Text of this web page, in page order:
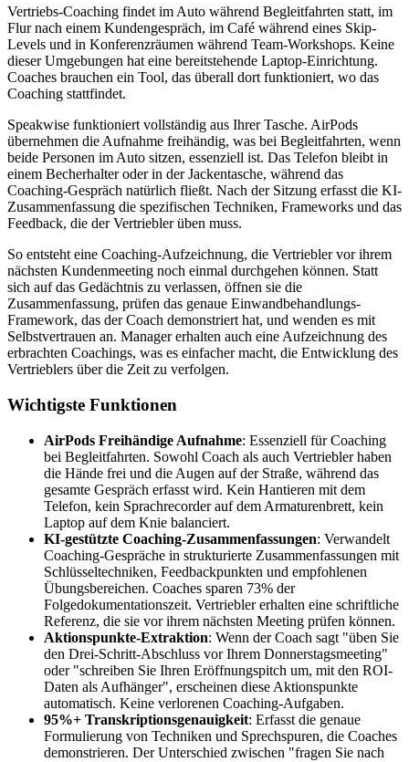
Vertriebs-Coaching findet im Auto während Begleitfahrten statt, im
Flur nach einem Kundengespräch, im Café während eines Skip-
Levels und in Konferenzräumen während Team-Workshops. Keine
dieser Umgebungen hat eine bereitstehende Laptop-Einrichtung.
Coaches brauchen ein Tool, das überall dort funktioniert, wo das
Coaching stattfindet.
Speakwise funktioniert vollständig aus Ihrer Tasche. AirPods
übernehmen die Aufnahme freihändig, was bei Begleitfahrten, wenn
beide Personen im Auto sitzen, essenziell ist. Das Telefon bleibt in
einem Becherhalter oder in der Jackentasche, während das
Coaching-Gespräch natürlich fließt. Nach der Sitzung erfasst die KI-
Zusammenfassung die spezifischen Techniken, Frameworks und das
Feedback, die der Vertriebler üben muss.
So entsteht eine Coaching-Aufzeichnung, die Vertriebler vor ihrem
nächsten Kundenmeeting noch einmal durchgehen können. Statt
sich auf das Gedächtnis zu verlassen, öffnen sie die
Zusammenfassung, prüfen das genaue Einwandbehandlungs-
Framework, das der Coach demonstriert hat, und wenden es mit
Selbstvertrauen an. Manager erhalten auch eine Aufzeichnung des
erbrachten Coachings, was es einfacher macht, die Entwicklung des
Vertrieblers über die Zeit zu verfolgen.
Wichtigste Funktionen
AirPods Freihändige Aufnahme: Essenziell für Coaching
bei Begleitfahrten. Sowohl Coach als auch Vertriebler haben
die Hände frei und die Augen auf der Straße, während das
gesamte Gespräch erfasst wird. Kein Hantieren mit dem
Telefon, kein Sprachrecorder auf dem Armaturenbrett, kein
Laptop auf dem Knie balanciert.
KI-gestützte Coaching-Zusammenfassungen: Verwandelt
Coaching-Gespräche in strukturierte Zusammenfassungen mit
Schlüsseltechniken, Feedbackpunkten und empfohlenen
Übungsbereichen. Coaches sparen 73% der
Folgedokumentationszeit. Vertriebler erhalten eine schriftliche
Referenz, die sie vor ihrem nächsten Meeting prüfen können.
Aktionspunkte-Extraktion: Wenn der Coach sagt "üben Sie
den Drei-Schritt-Abschluss vor Ihrem Donnerstagsmeeting"
oder "schreiben Sie Ihren Eröffnungspitch um, mit den ROI-
Daten als Aufhänger", erscheinen diese Aktionspunkte
automatisch. Keine verlorenen Coaching-Aufgaben.
95%+ Transkriptionsgenauigkeit: Erfasst die genaue
Formulierung von Techniken und Sprechspuren, die Coaches
demonstrieren. Der Unterschied zwischen "fragen Sie nach